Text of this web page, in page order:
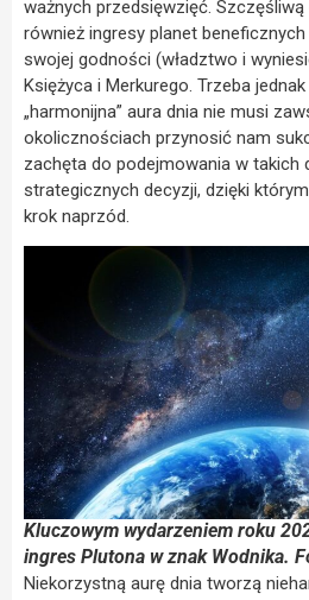
ważnych przedsięwzięć.
również ingresy planet
swojej godności (władztwo i
Księżyca i Merkurego. Trzeba
„harmonijna” aura dnia nie musi
okolicznościach przynosić nam
zachęta do podejmowania w takich
strategicznych decyzji, dzięki
krok naprzód.
Kluczowym wydarzeniem roku
ingres Plutona w znak Wodnika.
Niekorzystną aurę dnia tworzą